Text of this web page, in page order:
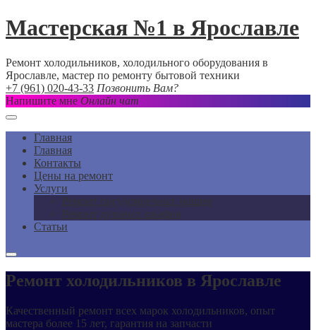
Мастерская №1 в Ярославле
Ремонт холодильников, холодильного оборудования в
Ярославле, мастер по ремонту бытовой техники
+7 (961) 020-43-33 Позвонить Вам?
Напишите мне Онлайн чат
Главная
Главная
Контакты
Цены на ремонт
Услуги
Ремонт посудомоечных машин
Ремонт духовых шкафов
Статьи
Ремонт холодильников в Ярославле
Качественный ремонт всех марок холодильников, опыт
мастера более 15 лет, гарантия на запчасти